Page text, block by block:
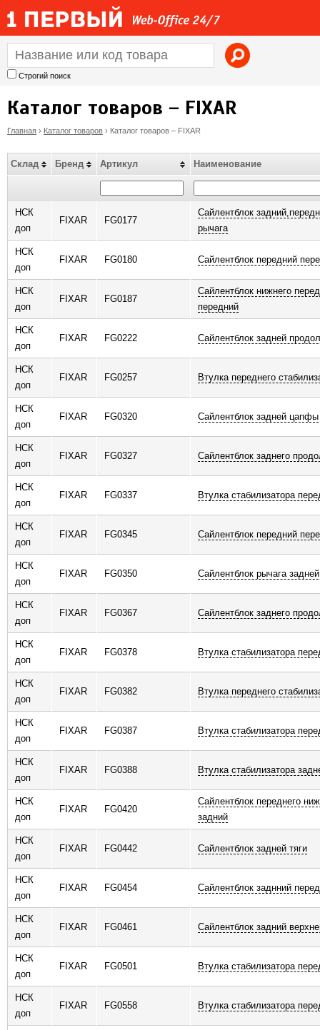
Jump to navigation
Строгий поиск
Каталог товаров – FIXAR
В
ы
д
е
Главная › Каталог товаров › Каталог товаров – FIXAR
Склад Бренд Артикул Наименование
НСК
доп
FIXAR FG0177
Сайлентблок
рычага
НСК
доп
FIXAR FG0180 Сайлентблок передний
НСК
доп
FIXAR FG0187
Сайлентблок нижнего
передний
НСК
доп
FIXAR FG0222 Сайлентблок задней
НСК
доп
FIXAR FG0257 Втулка переднего
НСК
доп
FIXAR FG0320 Сайлентблок задней цапфы
НСК
доп
FIXAR FG0327 Сайлентблок заднего
НСК
доп
FIXAR FG0337 Втулка стабилизатора
НСК
доп
FIXAR FG0345 Сайлентблок передний
НСК
доп
FIXAR FG0350 Сайлентблок рычага
НСК
доп
FIXAR FG0367 Сайлентблок заднего
НСК
доп
FIXAR FG0378 Втулка стабилизатора
НСК
доп
FIXAR FG0382 Втулка переднего
НСК
доп
FIXAR FG0387 Втулка стабилизатора
НСК
доп
FIXAR FG0388 Втулка стабилизатора
НСК
доп
FIXAR FG0420
Сайлентблок переднего
задний
НСК
доп
FIXAR FG0442 Сайлентблок задней тяги
НСК
доп
FIXAR FG0454 Сайлентблок заднний
НСК
доп
FIXAR FG0461 Сайлентблок задний
НСК
доп
FIXAR FG0501 Втулка стабилизатора
НСК
доп
FIXAR FG0558 Втулка стабилизатора